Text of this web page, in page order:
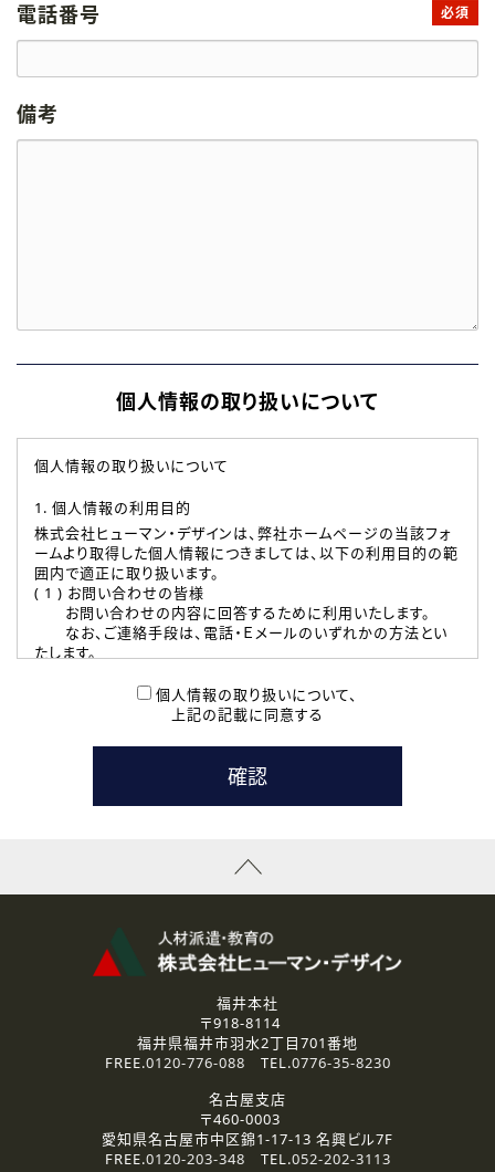
電話番号 必須
備考
個人情報の取り扱いについて
個人情報の取り扱いについて
1. 個人情報の利用目的
株式会社ヒューマン・デザインは、弊社ホームページの当該フォ
ームより取得した個人情報につきましては、以下の利用目的の範
囲内で適正に取り扱います。
( 1 ) お問い合わせの皆様
お問い合わせの内容に回答するために利用いたします。
なお、ご連絡手段は、電話・Ｅメールのいずれかの方法とい
たします。
本登録に関するご連絡および本登録時の参考情報として利
たします。
( 3 ) スタッフ派遣を検討されている企業の皆様
お問い合わせの内容に回答するために利用いたします。
なお、ご連絡手段は、電話・Ｅメールのいずれかの方法とい
資料送付、受講相談に関するご連絡のために利用いたしま
その他、お問い合わせの内容に回答するために利用いたし
なお、ご連絡手段は、電話・Ｅメールのいずれかの方法とい
2.個人情報の第三者提供
ご提供いただいた個人情報は、法令等の規定に従う場合を除き、
3.個人情報の取り扱いの委託
弊社の定める個人情報保護の評価基準を満たした委託先に、個
人情報を委託する場合があります。
個人情報の取り扱いについて、
上記の記載に同意する
福井本社
〒918-8114
福井県福井市羽水2丁目701番地
FREE.0120-776-088 TEL.0776-35-8230
名古屋支店
〒460-0003
愛知県名古屋市中区錦1-17-13 名興ビル7F
FREE.0120-203-348 TEL.052-202-3113